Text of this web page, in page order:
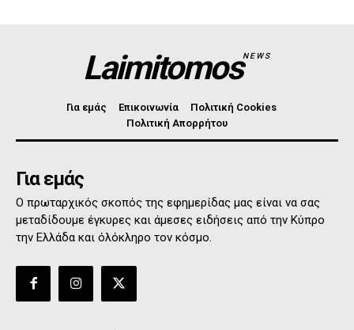
LaimitomosNEWS
Για εμάς Επικοινωνία
Πολιτική Cookies
Πολιτική Απορρήτου
Για εμάς
Ο πρωταρχικός σκοπός της εφημερίδας μας είναι να σας
μεταδίδουμε έγκυρες και άμεσες ειδήσεις από την Κύπρο
την Ελλάδα και όλόκληρο τον κόσμο.